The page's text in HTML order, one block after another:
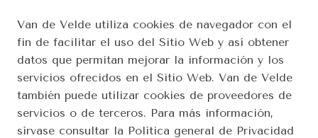
Van de Velde utiliza cookies de navegador con el
fin de facilitar el uso del Sitio Web y así obtener
datos que permitan mejorar la información y los
servicios ofrecidos en el Sitio Web. Van de Velde
también puede utilizar cookies de proveedores de
servicios o de terceros. Para más información,
sírvase consultar la Política general de Privacidad